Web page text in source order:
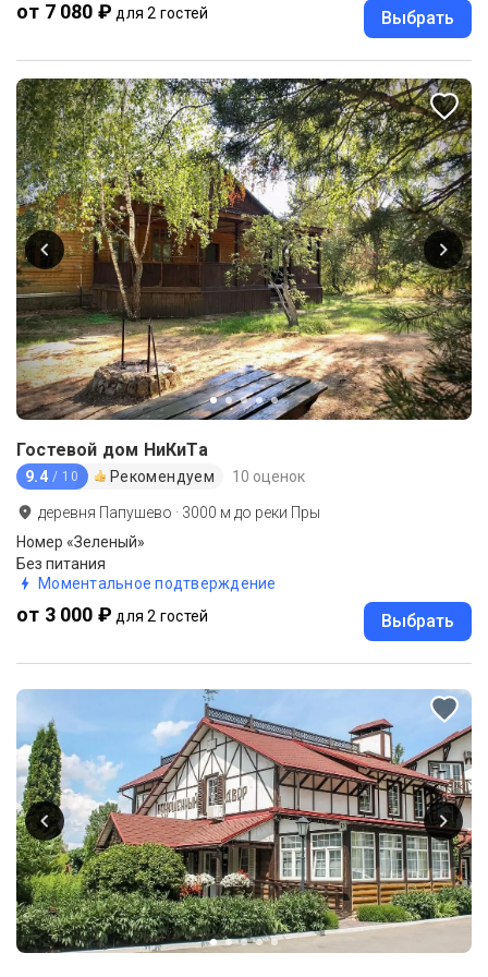
от 7 080 ₽ для 2 гостей Выбрать
Гостевой дом НиКиТа
9.4 / 10 Рекомендуем 10 оценок
деревня Папушево · 3000 м до реки Пры
Номер «Зеленый»
Без питания
Моментальное подтверждение
от 3 000 ₽ для 2 гостей Выбрать